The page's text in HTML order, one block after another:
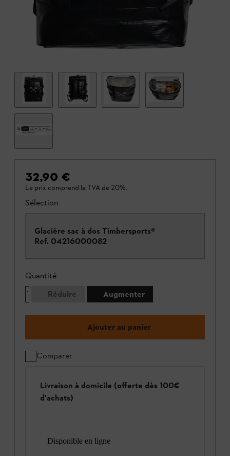
32,90 €
Le prix comprend la TVA de 20%.
Sélection
Glacière sac à dos Timbersports®
Ref. 04216000082
Quantité
Réduire
Augmenter
Ajouter au panier
Comparer
Livraison à domicile (offerte dès 100€
d'achats)
Disponible en ligne